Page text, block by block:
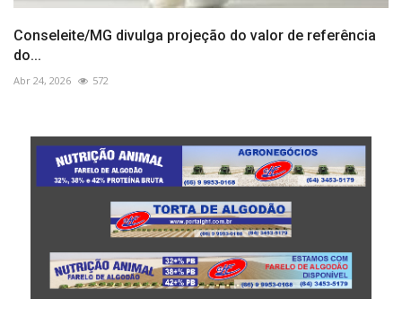
Conseleite/MG divulga projeção do valor de referência
do...
Abr 24, 2026 572